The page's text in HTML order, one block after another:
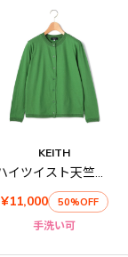
KEITH
ハイツイスト天竺カットソー
¥11,000
50%OFF
手洗い可